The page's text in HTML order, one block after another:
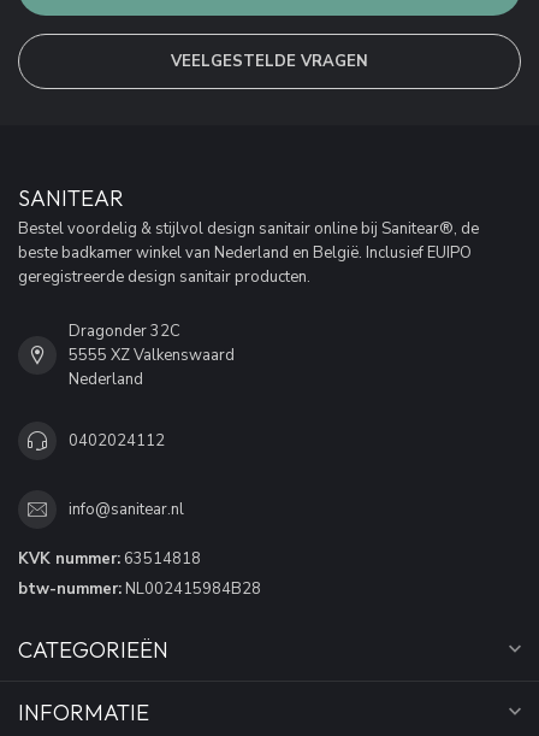
VEELGESTELDE VRAGEN
SANITEAR
Bestel voordelig & stijlvol design sanitair online bij Sanitear®, de
beste badkamer winkel van Nederland en België. Inclusief EUIPO
geregistreerde design sanitair producten.
Dragonder 32C
5555 XZ Valkenswaard
Nederland
0402024112
info@sanitear.nl
KVK nummer: 63514818
btw-nummer: NL002415984B28
CATEGORIEËN
INFORMATIE